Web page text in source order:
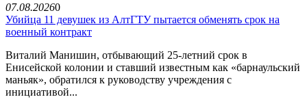
07.08.20260
Убийца 11 девушек из АлтГТУ пытается обменять срок на
военный контракт
Виталий Манишин, отбывающий 25-летний срок в
Енисейской колонии и ставший известным как «барнаульский
маньяк», обратился к руководству учреждения с
инициативой...